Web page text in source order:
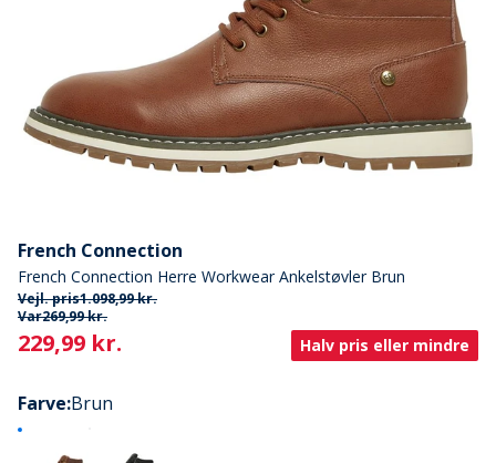
French Connection
French Connection Herre Workwear Ankelstøvler Brun
Vejl. pris1.098,99 kr.
Var269,99 kr.
Current
229,99 kr. Halv pris eller mindre
Farve:Brun